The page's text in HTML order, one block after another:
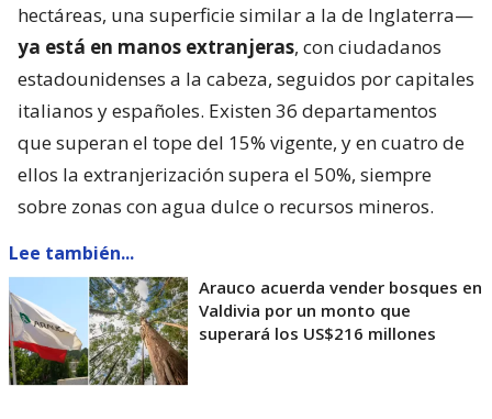
hectáreas, una superficie similar a la de Inglaterra—
ya está en manos extranjeras, con ciudadanos
estadounidenses a la cabeza, seguidos por capitales
italianos y españoles. Existen 36 departamentos
que superan el tope del 15% vigente, y en cuatro de
ellos la extranjerización supera el 50%, siempre
sobre zonas con agua dulce o recursos mineros.
Lee también...
Arauco acuerda vender bosques en
Valdivia por un monto que
superará los US$216 millones